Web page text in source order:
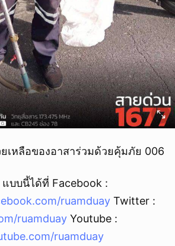
เหลือของอาสาร่วมด้วยคุ้มภัย 006
บบนี้ได้ที่ Facebook :
ruamduay Twitter :
ruamduay Youtube :
ruamduay